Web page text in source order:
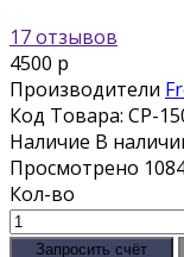
17 отзывов
4500 р
Производители
Код Товара: CP-
Наличие В
Просмотрено
Кол-во